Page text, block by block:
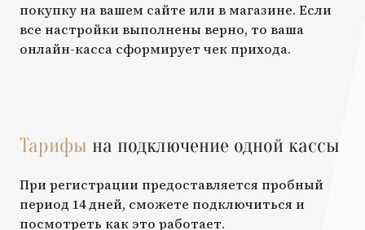
покупку на вашем сайте или в магазине. Если
все настройки выполнены верно, то ваша
онлайн-касса сформирует чек прихода.
Тарифы на подключение одной кассы
При регистрации предоставляется пробный
период 14 дней, сможете подключиться и
посмотреть как это работает.